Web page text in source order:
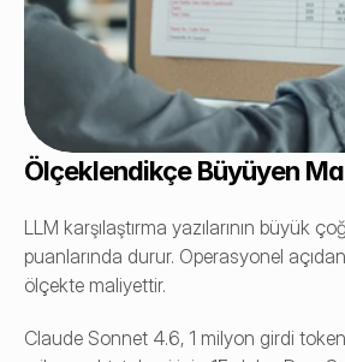
Ölçeklendikçe Büyüyen
LLM karşılaştırma yazılarının büyük
puanlarında durur. Operasyonel
ölçekte maliyettir.
Claude Sonnet 4.6, 1 milyon girdi